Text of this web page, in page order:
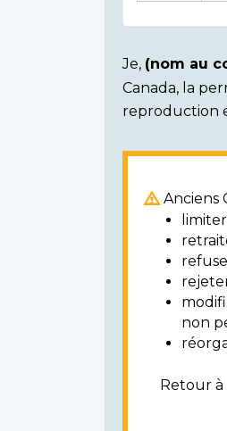
Consent
section
Je, (nom au
Canada, la
reproduction
Anciens
non
Retour à